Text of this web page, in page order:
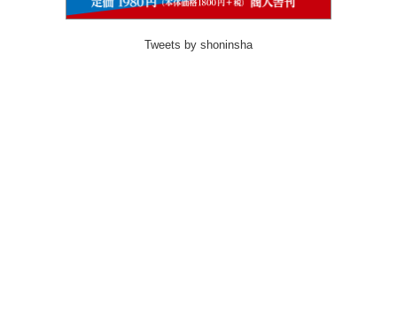
Tweets by shoninsha